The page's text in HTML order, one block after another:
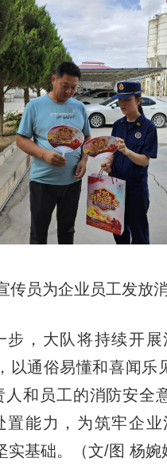
传员为企业员工发放
大队将持续开展
以通俗易懂和喜闻乐
人和员工的消防安全
置能力，为筑牢企业
实基础。（文/图 杨婉